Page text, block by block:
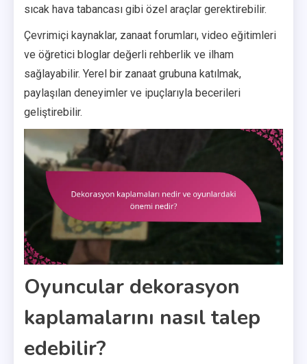
sıcak hava tabancası gibi özel araçlar gerektirebilir.
Çevrimiçi kaynaklar, zanaat forumları, video eğitimleri
ve öğretici bloglar değerli rehberlik ve ilham
sağlayabilir. Yerel bir zanaat grubuna katılmak,
paylaşılan deneyimler ve ipuçlarıyla becerileri
geliştirebilir.
Oyuncular dekorasyon
kaplamalarını nasıl talep
edebilir?